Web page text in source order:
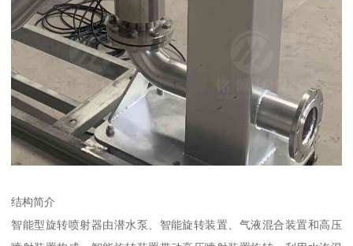
结构简介
智能型旋转喷射器由潜水泵、智能旋转装置、气液混合装置和高压